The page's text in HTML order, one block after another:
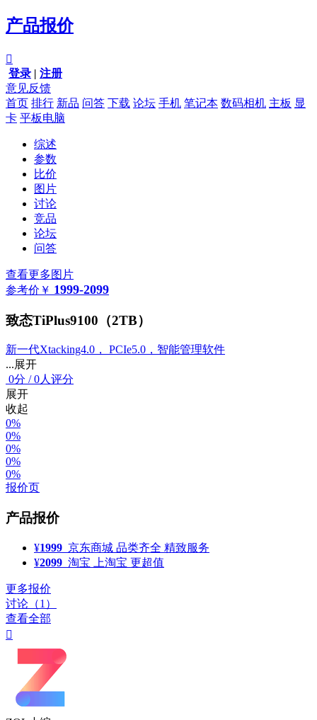
产品报价

登录 | 注册
意见反馈
首页 排行 新品 问答 下载 论坛 手机 笔记本 数码相机 主板 显
卡 平板电脑
综述
参数
比价
图片
讨论
竞品
论坛
问答
查看更多图片
参考价 ￥ 1999-2099
致态TiPlus9100（2TB）
新一代Xtacking4.0， PCIe5.0，智能管理软件
...展开
0分 /0人评分
展开
收起
0%
0%
0%
0%
0%
报价页
产品报价
¥1999 京东商城 品类齐全 精致服务
¥2099 淘宝 上淘宝 更超值
更多报价
讨论（1）
查看全部
